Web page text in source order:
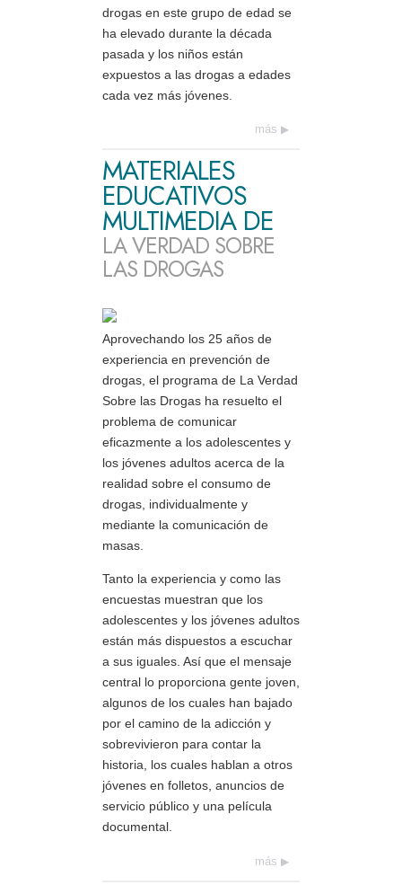
drogas en este grupo de edad se
ha elevado durante la década
pasada y los niños están
expuestos a las drogas a edades
cada vez más jóvenes.
más
MATERIALES
EDUCATIVOS
MULTIMEDIA DE
LA VERDAD SOBRE
LAS DROGAS
Aprovechando los 25 años de
experiencia en prevención de
drogas, el programa de La Verdad
Sobre las Drogas ha resuelto el
problema de comunicar
eficazmente a los adolescentes y
los jóvenes adultos acerca de la
realidad sobre el consumo de
drogas, individualmente y
mediante la comunicación de
masas.
Tanto la experiencia y como las
encuestas muestran que los
adolescentes y los jóvenes adultos
están más dispuestos a escuchar
a sus iguales. Así que el mensaje
central lo proporciona gente joven,
algunos de los cuales han bajado
por el camino de la adicción y
sobrevivieron para contar la
historia, los cuales hablan a otros
jóvenes en folletos, anuncios de
servicio público y una película
documental.
más